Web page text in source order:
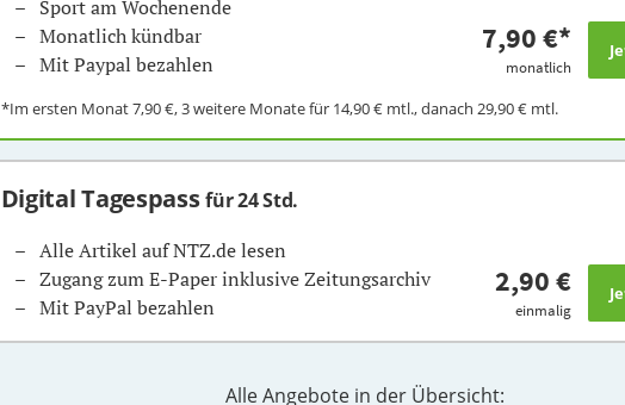
Sport am Wochenende
Monatlich kündbar
Mit Paypal bezahlen
7,90 €*
monatlich
*Im ersten Monat7,90 €, 3 weitere Monate für 14,90 €mtl., danach 29,90 €mtl.
Digital Tagespassfür 24 Std.
Alle Artikel auf NTZ.de lesen
Zugang zum E-Paper inklusive Zeitungsarchiv
Mit PayPal bezahlen
2,90 €
einmalig
Alle Angebote in der Übersicht: